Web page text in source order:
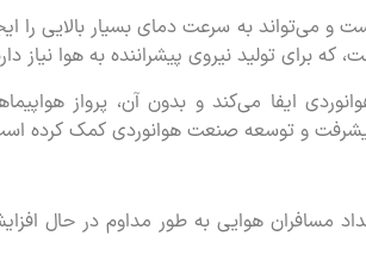
به سرعت دمای بسیار بالایی را
برای تولید نیروی پیشراننده به هوا نیاز
ایفا می‌کند و بدون آن، پرواز
و توسعه صنعت هوانوردی کمک کرده
مسافران هوایی به طور مداوم در حال